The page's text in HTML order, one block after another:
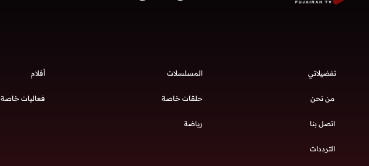
تفضيلاتي
من نحن
اتصل بنا
الترددات
المسلسلات أفلام
حلقات خاصة فعاليات خاصة
رياضة